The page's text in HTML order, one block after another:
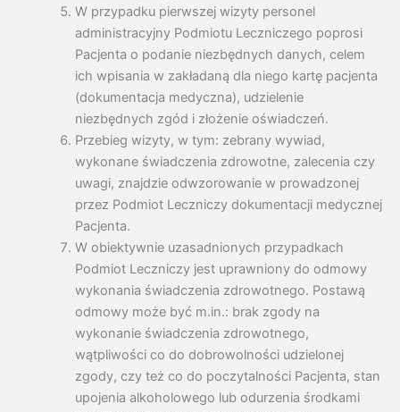
W przypadku pierwszej wizyty personel
administracyjny Podmiotu Leczniczego poprosi
Pacjenta o podanie niezbędnych danych, celem
ich wpisania w zakładaną dla niego kartę pacjenta
(dokumentacja medyczna), udzielenie
niezbędnych zgód i złożenie oświadczeń.
Przebieg wizyty, w tym: zebrany wywiad,
wykonane świadczenia zdrowotne, zalecenia czy
uwagi, znajdzie odwzorowanie w prowadzonej
przez Podmiot Leczniczy dokumentacji medycznej
Pacjenta.
W obiektywnie uzasadnionych przypadkach
Podmiot Leczniczy jest uprawniony do odmowy
wykonania świadczenia zdrowotnego. Postawą
odmowy może być m.in.: brak zgody na
wykonanie świadczenia zdrowotnego,
wątpliwości co do dobrowolności udzielonej
zgody, czy też co do poczytalności Pacjenta, stan
upojenia alkoholowego lub odurzenia środkami